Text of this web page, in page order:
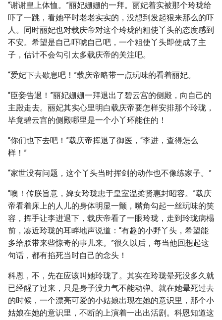
“谢谢皇上体恤。”丽妃姗姗的一拜。丽妃着实被那个玲珑给
吓了一跳，看她平时老老实实的，没想到发起狠来那么的吓
人。同时丽妃也对载庆帝对这个玲珑的粗使丫头的态度感到
不安。希望是自己吓唬自己吧，一个粗使丫头即使成了主
子，估计不会勾引太多载庆帝的关注吧。
“爱妃下去歇息吧！”载庆帝略带一点玩味的看着丽妃。
“臣妾告退！”丽妃姗姗一拜退出了碧云宫的侧殿，向自己的
主殿走去。丽妃其实心里明白载庆帝要怎样安排那个玲珑，
毕竟碧云宫的侧殿哪里是一个小丫环能住的！
“你们也下去吧！”载庆帝挥退了御医，“李进，查得怎么
样！”
“家世没有问题，这个丫头当时挥剑的动作也不像练家子。”
“噢！传朕旨意，婢女玲珑忠于皇室温柔贤惠封昭容。”载庆
帝看着床上的人儿的身体明显一颤，嘴角勾起一丝玩味的笑
容，挥手让李进退下，载庆帝看了一眼玲珑，走到玲珑病榻
前，凑近玲珑的耳畔地声说道：“有趣的小野丫头，希望能
多给朕带来些惊奇的事儿来。”很久以后，每当他回想起这
句话，都有掐死当时自己的念头！
科恩，不，先在应该叫她玲珑了。其实在玲珑晕死没多久就
已经醒了过来，只是身子没力气不能动弹。就在她晕死过去
的时候，一个漂亮可爱的小姑娘出现在她的意识里，那个小
姑娘在她的意识里，不断的上演着一出出活剧。科恩知道这